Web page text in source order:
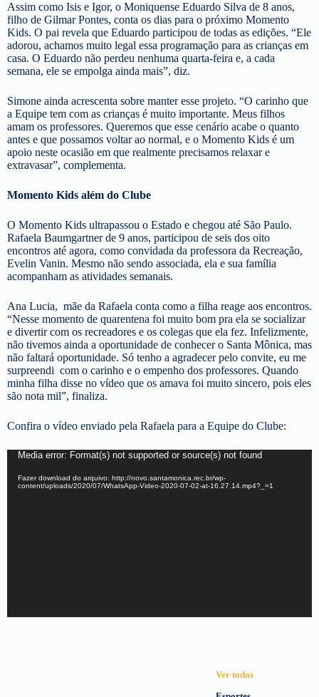
Assim como Isis e Igor, o Moniquense Eduardo Silva de 8 anos,
filho de Gilmar Pontes, conta os dias para o próximo Momento
Kids. O pai revela que Eduardo participou de todas as edições. “Ele
adorou, achamos muito legal essa programação para as crianças em
casa. O Eduardo não perdeu nenhuma quarta-feira e, a cada
semana, ele se empolga ainda mais”, diz.
Simone ainda acrescenta sobre manter esse projeto. “O carinho que
a Equipe tem com as crianças é muito importante. Meus filhos
amam os professores. Queremos que esse cenário acabe o quanto
antes e que possamos voltar ao normal, e o Momento Kids é um
apoio neste ocasião em que realmente precisamos relaxar e
extravasar”, complementa.
Momento Kids além do Clube
O Momento Kids ultrapassou o Estado e chegou até São Paulo.
Rafaela Baumgartner de 9 anos, participou de seis dos oito
encontros até agora, como convidada da professora da Recreação,
Evelin Vanin. Mesmo não sendo associada, ela e sua família
acompanham as atividades semanais.
Ana Lucia, mãe da Rafaela conta como a filha reage aos encontros.
“Nesse momento de quarentena foi muito bom pra ela se socializar
e divertir com os recreadores e os colegas que ela fez. Infelizmente,
não tivemos ainda a oportunidade de conhecer o Santa Mônica, mas
não faltará oportunidade. Só tenho a agradecer pelo convite, eu me
surpreendi com o carinho e o empenho dos professores. Quando
minha filha disse no vídeo que os amava foi muito sincero, pois eles
são nota mil”, finaliza.
Confira o vídeo enviado pela Rafaela para a Equipe do Clube:
Tocador
vídeo
Media error: Format(s) not supported or source(s) not found
Fazer download do arquivo: http://novo.santamonica.rec.br/wp-
content/uploads/2020/07/WhatsApp-Video-2020-07-02-at-16.27.14.mp4?_=1
Ver todas